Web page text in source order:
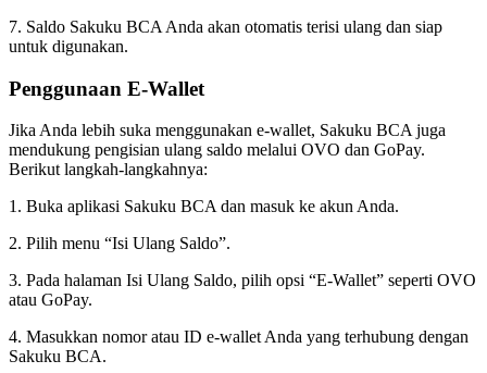
7. Saldo Sakuku BCA Anda akan otomatis terisi ulang dan siap
untuk digunakan.
Penggunaan E-Wallet
Jika Anda lebih suka menggunakan e-wallet, Sakuku BCA juga
mendukung pengisian ulang saldo melalui OVO dan GoPay.
Berikut langkah-langkahnya:
1. Buka aplikasi Sakuku BCA dan masuk ke akun Anda.
2. Pilih menu “Isi Ulang Saldo”.
3. Pada halaman Isi Ulang Saldo, pilih opsi “E-Wallet” seperti OVO
atau GoPay.
4. Masukkan nomor atau ID e-wallet Anda yang terhubung dengan
Sakuku BCA.